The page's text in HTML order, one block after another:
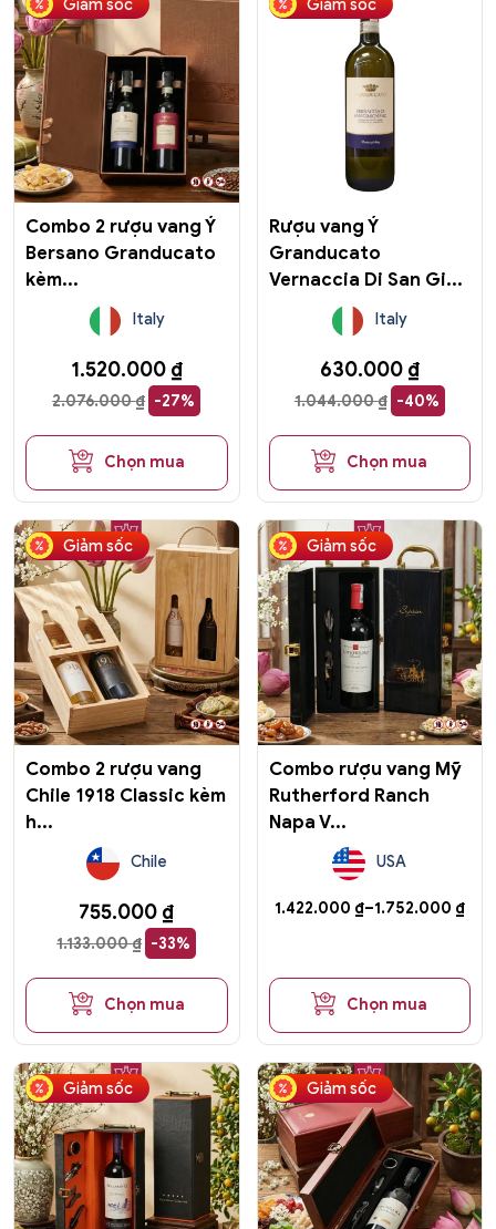
Combo 2 rượu vang Ý
Bersano Granducato
kèm...
Italy
2.076.000₫ -27%
1.520.000 ₫
Chọn mua
Rượu vang Ý
Granducato
Vernaccia Di San Gi...
Italy
1.044.000₫ -40%
630.000 ₫
Chọn mua
Giảm sốc
Combo 2 rượu vang
Chile 1918 Classic kèm
h...
Chile
1.133.000₫ -33%
755.000 ₫
Chọn mua
Giảm sốc
Combo rượu vang Mỹ
Rutherford Ranch
Napa V...
USA
1.422.000 ₫–1.752.000 ₫
Khoảng
1.422.000 ₫
đến
Chọn mua
Sản
phẩm
này
có
nhiều
biến
thể.
Các
tùy
chọn
có
thể
chọn
sản
Giảm sốc Giảm sốc